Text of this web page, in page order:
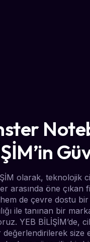
olarak, teknolojik
arasında öne çıkan
de çevre dostu
ile tanınan bir
YEB BİLİŞİM’de,
değerlendirilerek size